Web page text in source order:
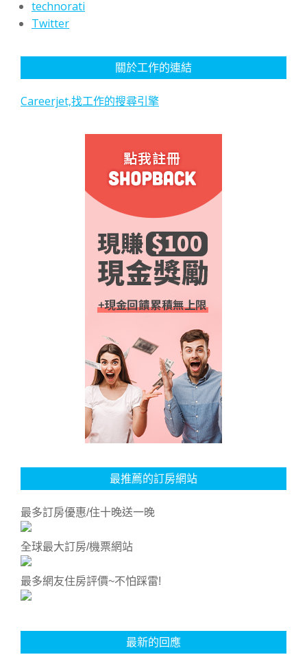
technorati
Twitter
關於工作的連結
Careerjet,找工作的搜尋引擎
最推薦的訂房網站
最多訂房優惠/住十晚送一晚
全球最大訂房/機票網站
最多網友住房評價~不怕踩雷!
最新的回應